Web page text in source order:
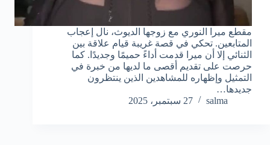
مقطع ميرا النوري مع زوجها الديوث، نال إعجاب
المتابعين. تحكي في قصة غريبة قيام علاقة بين
الثنائي إلا أن ميرا قدمت أداءً حميمًا وجديدًا. كما
حرصت على تقديم أقصى ما لديها من خبرة في
التمثيل وإظهاره للمشاهدين الذين ينتظرون
جديدها…
salma
27 سبتمبر، 2025